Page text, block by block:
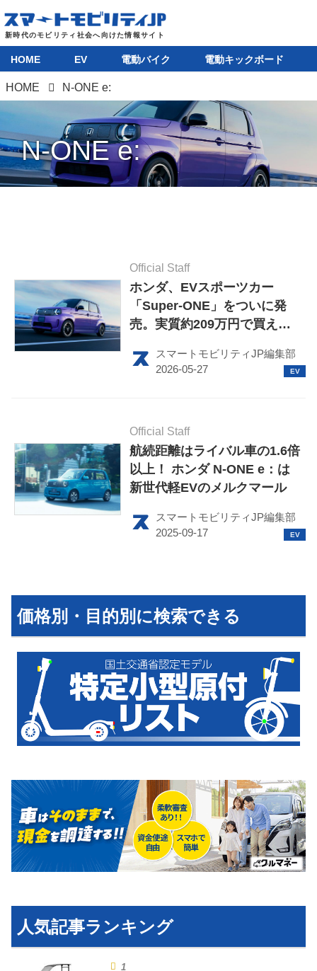
EV
電動バイク
電動キックボード
このメディアについて
利用規約
プライバシーポリシー
ライター名簿
お問い合せ
広告掲載について
HOME EV 電動バイク 電動キックボード
HOME N-ONE e:
N-ONE e:
Official Staff
ホンダ、EVスポーツカー
「Super-ONE」をついに発
売。実質約209万円で買える
スマートモビリティJP編集部
Official Staff
航続距離はライバル車の1.6倍
以上！ ホンダ N-ONE e：は
新世代軽EVのメルクマール
スマートモビリティJP編集部
価格別・目的別に検索できる